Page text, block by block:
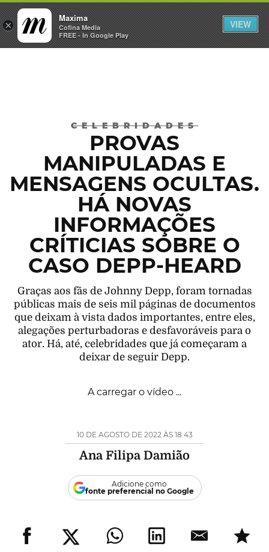
×
Maxima
Cofina Media
FREE - In Google Play
VIEW
INICIAR SESSÃO
CELEBRIDADES
PROVAS
MANIPULADAS E
MENSAGENS OCULTAS.
HÁ NOVAS
INFORMAÇÕES
CRÍTICIAS SOBRE O
CASO DEPP-HEARD
Graças aos fãs de Johnny Depp, foram tornadas
públicas mais de seis mil páginas de documentos
que deixam à vista dados importantes, entre eles,
alegações perturbadoras e desfavoráveis para o
ator. Há, até, celebridades que já começaram a
deixar de seguir Depp.
A carregar o vídeo ...
10 DE AGOSTO DE 2022 ÀS 18:43
Ana Filipa Damião
Adicione como
fonte preferencial no Google